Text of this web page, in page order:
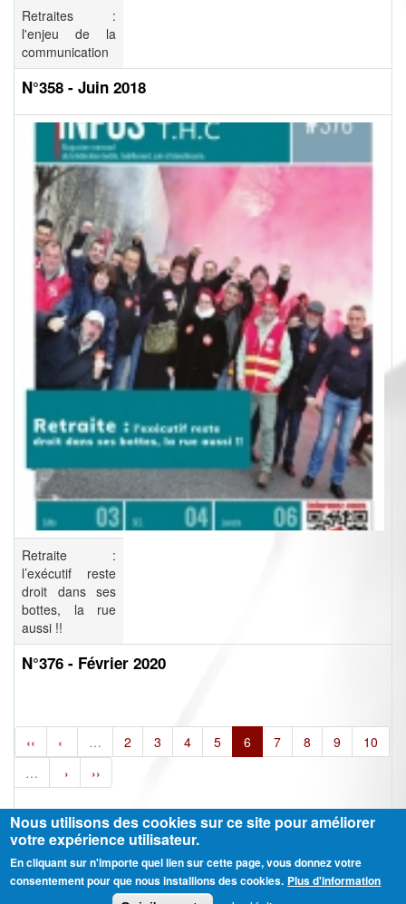
Retraites :
l'enjeu de la
communication
N°358 - Juin 2018
Retraite :
l’exécutif reste
droit dans ses
bottes, la rue
aussi !!
N°376 - Février 2020
‹‹ ‹ … 2 3 4 5 6 7 8 9
10
…
› ››
Ⓒ CGT Fédération THCB - Tous les droits réservés - Mentions légales
Nous utilisons des cookies sur ce site pour améliorer
votre expérience utilisateur.
En cliquant sur n'importe quel lien sur cette page, vous donnez votre
consentement pour que nous installions des cookies. Plus d'information